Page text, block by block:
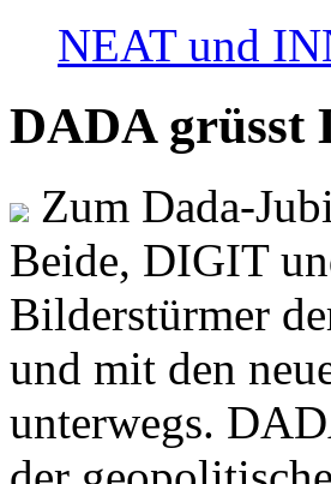
NEAT und
DADA grüsst
Zum Dada-
Beide, DIGIT
Bilderstürmer
und mit den
unterwegs.